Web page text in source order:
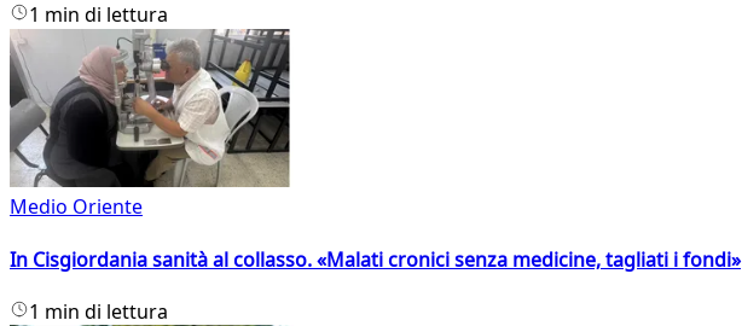
1 min di lettura
Medio Oriente
In Cisgiordania sanità al collasso. «Malati cronici senza medicine, tagliati i fondi»
1 min di lettura